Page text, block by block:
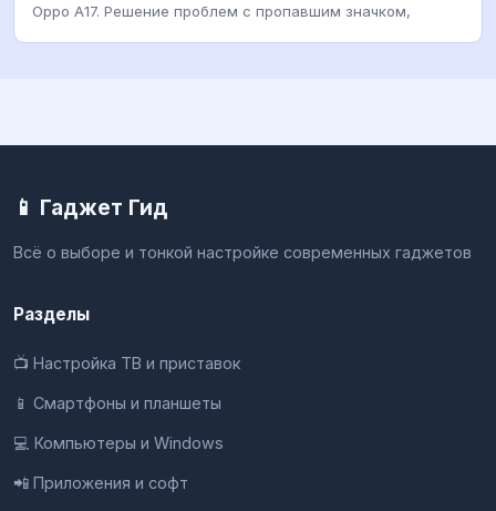
Oppo A17. Решение проблем с пропавшим значком,
📱 Гаджет Гид
Всё о выборе и тонкой настройке современных гаджетов
Разделы
📺 Настройка ТВ и приставок
📱 Смартфоны и планшеты
💻 Компьютеры и Windows
📲 Приложения и софт